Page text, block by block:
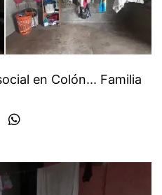
en Colón... Familia